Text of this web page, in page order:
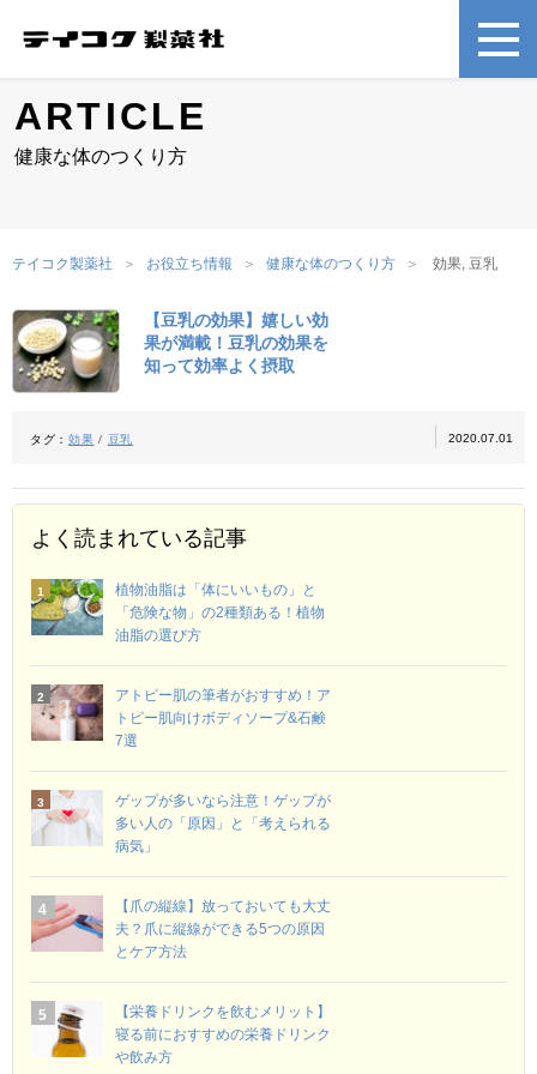
ARTICLE
健康な体のつくり方
テイコク製薬社 お役立ち情報 健康な体のつくり方 効果, 豆乳
【豆乳の効果】嬉しい効
果が満載！豆乳の効果を
知って効率よく摂取
タグ：効果 / 豆乳 2020.07.01
よく読まれている記事
植物油脂は「体にいいもの」と
「危険な物」の2種類ある！植物
油脂の選び方
アトピー肌の筆者がおすすめ！ア
トピー肌向けボディソープ&石鹸
7選
ゲップが多いなら注意！ゲップが
多い人の「原因」と「考えられる
病気」
【爪の縦線】放っておいても大丈
夫？爪に縦線ができる5つの原因
とケア方法
【栄養ドリンクを飲むメリット】
寝る前におすすめの栄養ドリンク
や飲み方